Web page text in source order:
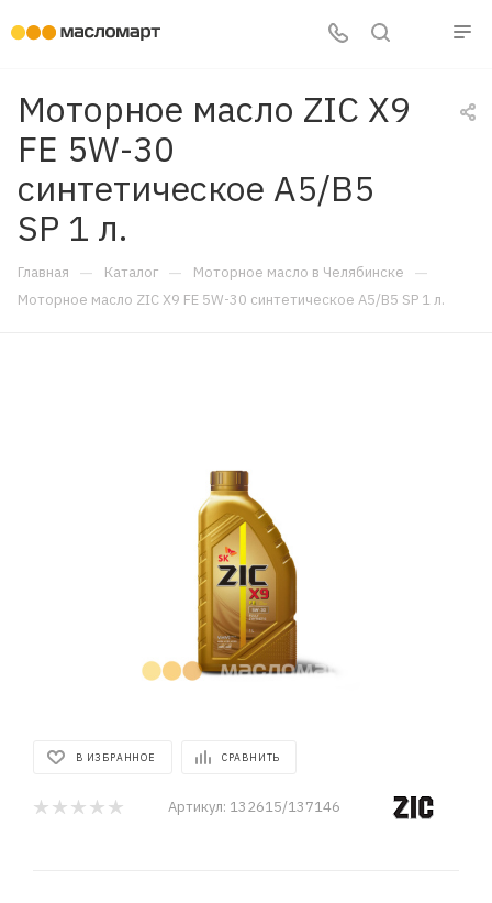
Моторное масло ZIC X9
FE 5W-30
синтетическое A5/B5
SP 1 л.
Главная — Каталог — Моторное масло в Челябинске —
Моторное масло ZIC X9 FE 5W-30 синтетическое A5/B5 SP 1 л.
В ИЗБРАННОЕ СРАВНИТЬ
Артикул: 132615/137146